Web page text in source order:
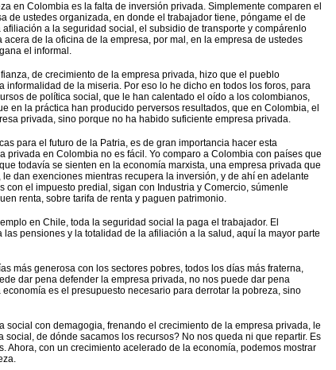
en Colombia es la falta de inversión privada. Simplemente comparen el
de ustedes organizada, en donde el trabajador tiene, póngame el de
a la seguridad social, el subsidio de transporte y compárenlo
de la oficina de la empresa, por mal, en la empresa de ustedes
el informal.
de crecimiento de la empresa privada, hizo que el pueblo
informalidad de la miseria. Por eso lo he dicho en todos los foros, para
de política social, que le han calentado el oído a los colombianos,
en la práctica han producido perversos resultados, que en Colombia, el
privada, sino porque no ha habido suficiente empresa privada.
para el futuro de la Patria, es de gran importancia hacer esta
privada en Colombia no es fácil. Yo comparo a Colombia con países que
todavía se sienten en la economía marxista, una empresa privada que
dan exenciones mientras recupera la inversión, y de ahí en adelante
con el impuesto predial, sigan con Industria y Comercio, súmenle
renta, sobre tarifa de renta y paguen patrimonio.
en Chile, toda la seguridad social la paga el trabajador. El
pensiones y la totalidad de la afiliación a la salud, aquí la mayor parte
más generosa con los sectores pobres, todos los días más fraterna,
dar pena defender la empresa privada, no nos puede dar pena
es el presupuesto necesario para derrotar la pobreza, sino
social con demagogia, frenando el crecimiento de la empresa privada, le
de dónde sacamos los recursos? No nos queda ni que repartir. Es
Ahora, con un crecimiento acelerado de la economía, podemos mostrar